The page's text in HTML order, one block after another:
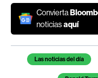
Convierta
noticiasaquí
Temas de este artículo
Las noticias del día